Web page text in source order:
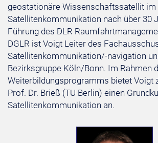
geostationäre Wissenschaftssatellit im
Satellitenkommunikation nach über 30
Führung des DLR
DGLR ist Voigt Leiter des
Satellitenkommunikation/-navigation
Bezirksgruppe Köln/Bonn. Im Rahmen
Weiterbildungsprogramms bietet Voigt
Prof. Dr. Brieß (TU Berlin) einen
Satellitenkommunikation an.